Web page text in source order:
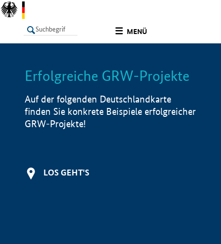
MENÜ
LISTE Info
Erfolgreiche GRW-Projekte
Auf der folgenden Deutschlandkarte
finden Sie konkrete Beispiele erfolgreicher
GRW-Projekte!
LOS GEHT'S